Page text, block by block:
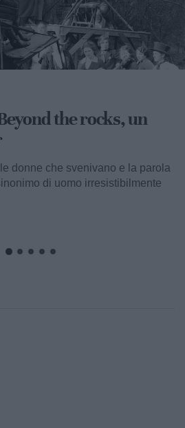
sceicco esuberante
internazionale, come abbiamo
cavalieri dell’Apocalisse”. Così